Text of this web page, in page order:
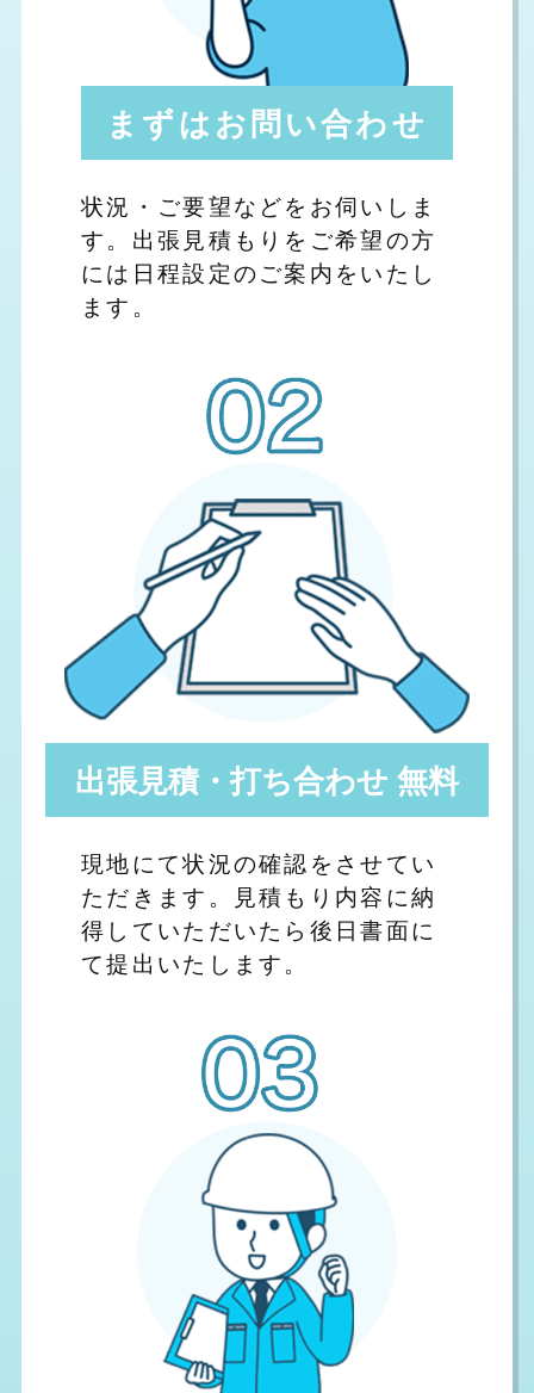
まずはお問い合わせ
状況・ご要望などをお伺いしま
す。出張見積もりをご希望の方
には日程設定のご案内をいたし
ます。
出張見積・打ち合わせ 無料
現地にて状況の確認をさせてい
ただきます。見積もり内容に納
得していただいたら後日書面に
て提出いたします。